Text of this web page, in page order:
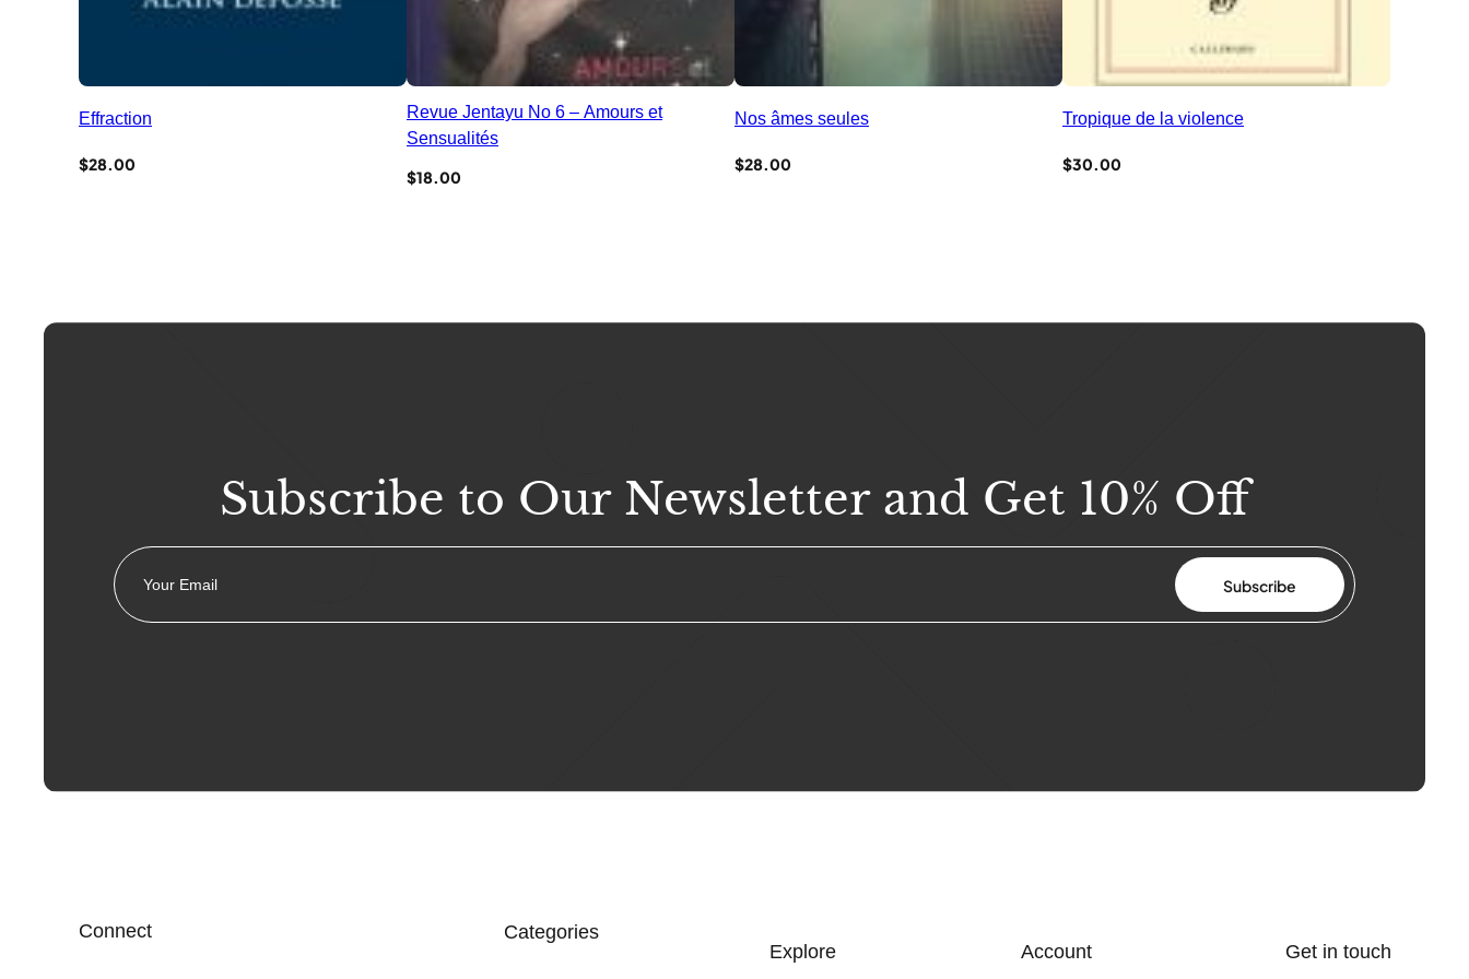
Effraction
$28.00
Revue Jentayu No 6 – Amours et
Sensualités
$18.00
Nos âmes seules
$28.00
Tropique de la violence
$30.00
Subscribe to Our Newsletter and Get 10% Off
Subscribe
Connect
Categories
Explore
Account Get in touch